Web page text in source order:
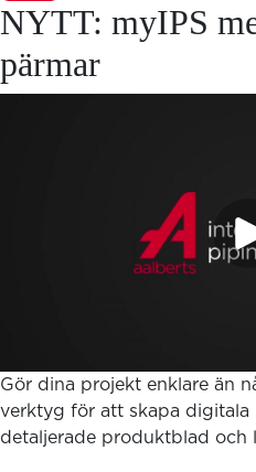
NYTT: myIPS
pärmar
Gör dina projekt enklare än
verktyg för att skapa digitala
detaljerade produktblad och